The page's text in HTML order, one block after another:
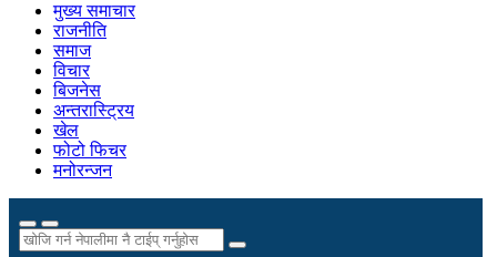
मुख्य समाचार
राजनीति
समाज
विचार
बिजनेस
अन्तरास्ट्रिय
खेल
फोटो फिचर
मनोरन्जन